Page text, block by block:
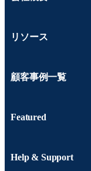
リソース
顧客事例一覧
Featured
Help & Support